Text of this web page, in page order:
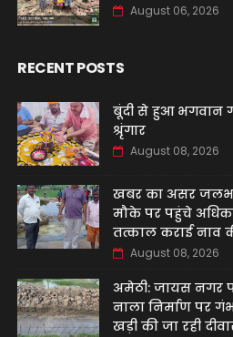
August 06, 2026
RECENT POSTS
बूंदी से हुआ भगवान
श्रृंगार
August 08, 2026
खबर का असर
मौके पर पहुंचे
तत्काल कराई नाव
August 08, 2026
अमेठी: जायस नगर
नाला निर्माण पर
खड़ी की जा रही